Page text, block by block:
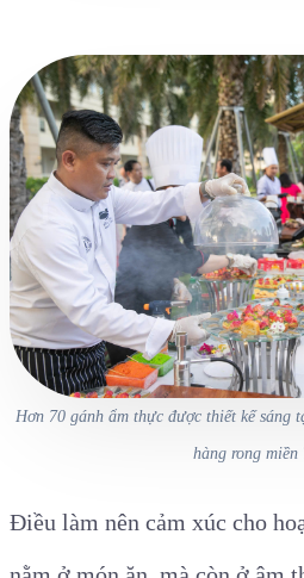
Hơn 70 gánh ẩm thực được thiết kế sáng
hàng rong miền
Điều làm nên cảm xúc cho